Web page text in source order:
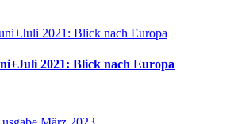
2021: Blick nach Europa